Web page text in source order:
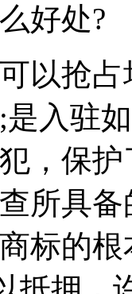
好处?
以抢
入驻
，保
所具
标的